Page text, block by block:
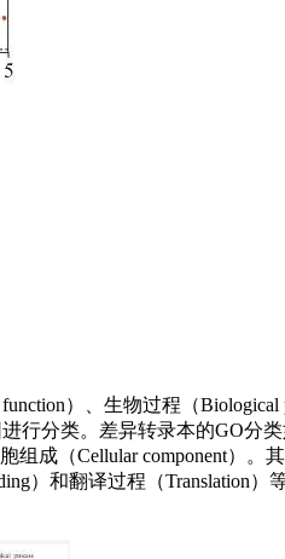
）、生物过程（Biological
行分类。差异转录本的GO分
组成（Cellular component）。
）和翻译过程（Translation